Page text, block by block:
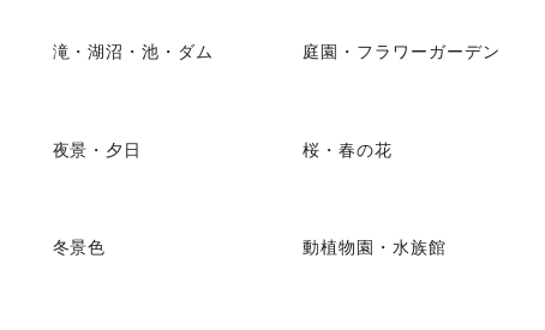
滝・湖沼・池・ダム 庭園・フラワーガーデン
夜景・夕日 桜・春の花
冬景色 動植物園・水族館